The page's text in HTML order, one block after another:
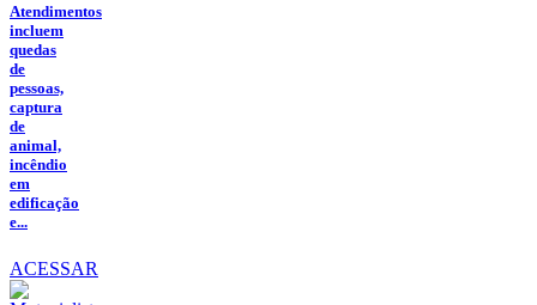
Atendimentos
incluem
quedas
de
pessoas,
captura
de
animal,
incêndio
em
edificação
e...
ACESSAR